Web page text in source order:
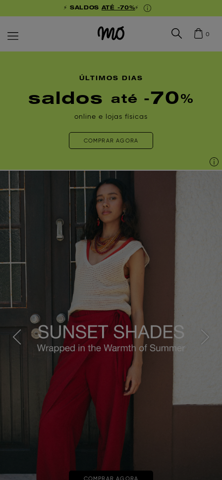
⚡ SALDOS ATÉ -70%⚡
0
ÚLTIMOS DIAS
saldos até - 70 %
online e lojas físicas
COMPRAR AGORA
Previous Next